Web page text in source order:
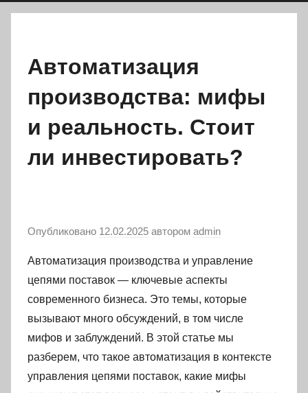
Автоматизация
производства: мифы
и реальность. Стоит
ли инвестировать?
Опубликовано 12.02.2025 автором admin
Автоматизация производства и управление
цепями поставок — ключевые аспекты
современного бизнеса. Это темы, которые
вызывают много обсуждений, в том числе
мифов и заблуждений. В этой статье мы
разберем, что такое автоматизация в контексте
управления цепями поставок, какие мифы